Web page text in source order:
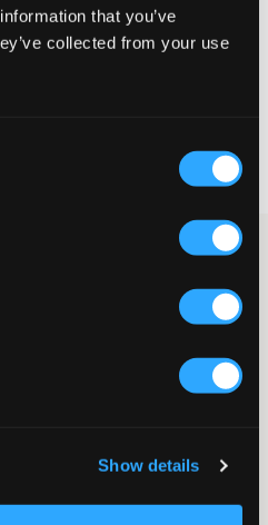
that you’ve
collected from your use
Show details
både bekväma och stilsäkra och
Skorna kommer från Merch